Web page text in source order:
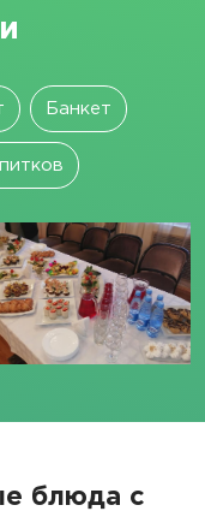
Банкет
блюда с